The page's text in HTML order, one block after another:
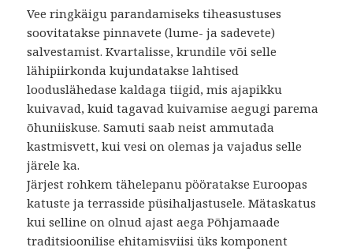
Vee ringkäigu parandamiseks tiheasustuses
soovitatakse pinnavete (lume- ja sadevete)
salvestamist. Kvartalisse, krundile või selle
lähipiirkonda kujundatakse lahtised
looduslähedase kaldaga tiigid, mis ajapikku
kuivavad, kuid tagavad kuivamise aegugi parema
õhuniiskuse. Samuti saab neist ammutada
kastmisvett, kui vesi on olemas ja vajadus selle
järele ka.
Järjest rohkem tähelepanu pööratakse Euroopas
katuste ja terrasside püsihaljastusele. Mätaskatus
kui selline on olnud ajast aega Põhjamaade
traditsioonilise ehitamisviisi üks komponent